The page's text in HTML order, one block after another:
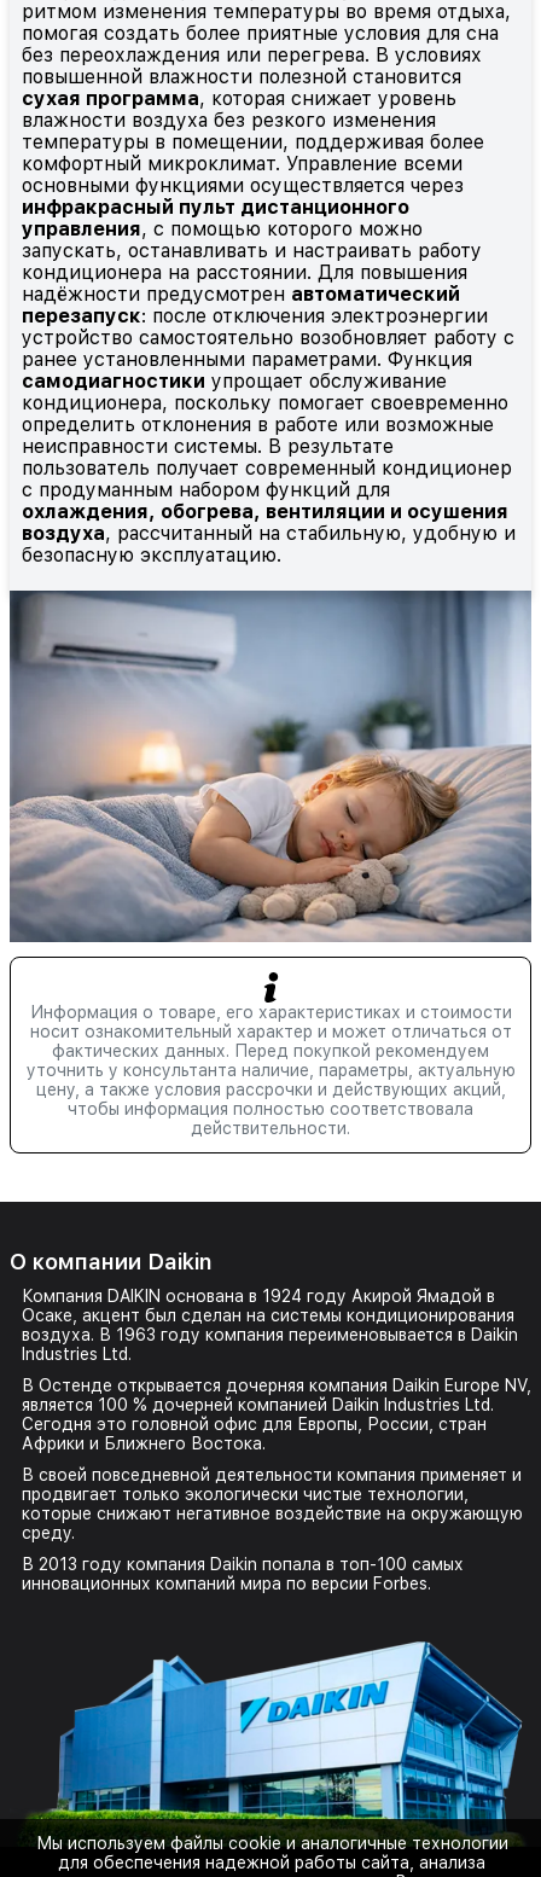
ритмом изменения температуры во время отдыха,
помогая создать более приятные условия для сна
без переохлаждения или перегрева. В условиях
повышенной влажности полезной становится
сухая программа, которая снижает уровень
влажности воздуха без резкого изменения
температуры в помещении, поддерживая более
комфортный микроклимат. Управление всеми
основными функциями осуществляется через
инфракрасный пульт дистанционного
управления, с помощью которого можно
запускать, останавливать и настраивать работу
кондиционера на расстоянии. Для повышения
надёжности предусмотрен автоматический
перезапуск: после отключения электроэнергии
устройство самостоятельно возобновляет работу с
ранее установленными параметрами. Функция
самодиагностики упрощает обслуживание
кондиционера, поскольку помогает своевременно
определить отклонения в работе или возможные
неисправности системы. В результате
пользователь получает современный кондиционер
с продуманным набором функций для
охлаждения, обогрева, вентиляции и осушения
воздуха, рассчитанный на стабильную, удобную и
безопасную эксплуатацию.
Информация о товаре, его характеристиках и стоимости
носит ознакомительный характер и может отличаться от
фактических данных. Перед покупкой рекомендуем
уточнить у консультанта наличие, параметры, актуальную
цену, а также условия рассрочки и действующих акций,
чтобы информация полностью соответствовала
действительности.
О компании Daikin
Компания DAIKIN основана в 1924 году Акирой Ямадой в
Осаке, акцент был сделан на системы кондиционирования
воздуха. В 1963 году компания переименовывается в Daikin
Industries Ltd.
В Остенде открывается дочерняя компания Daikin Europe NV,
является 100 % дочерней компанией Daikin Industries Ltd.
Сегодня это головной офис для Европы, России, стран
Африки и Ближнего Востока.
В своей повседневной деятельности компания применяет и
продвигает только экологически чистые технологии,
которые снижают негативное воздействие на окружающую
среду.
В 2013 году компания Daikin попала в топ-100 самых
инновационных компаний мира по версии Forbes.
Мы используем файлы cookie и аналогичные технологии
для обеспечения надежной работы сайта, анализа